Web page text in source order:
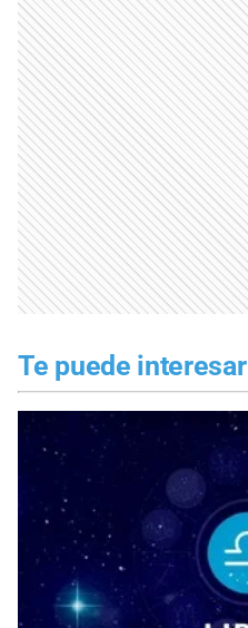
Te puede interesar